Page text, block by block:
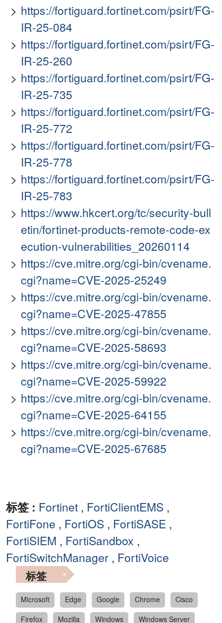
https://fortiguard.fortinet.com/psirt/FG-
IR-25-084
https://fortiguard.fortinet.com/psirt/FG-
IR-25-260
https://fortiguard.fortinet.com/psirt/FG-
IR-25-735
https://fortiguard.fortinet.com/psirt/FG-
IR-25-772
https://fortiguard.fortinet.com/psirt/FG-
IR-25-778
https://fortiguard.fortinet.com/psirt/FG-
IR-25-783
https://www.hkcert.org/tc/security-bull
etin/fortinet-products-remote-code-ex
ecution-vulnerabilities_20260114
https://cve.mitre.org/cgi-bin/cvename.
cgi?name=CVE-2025-25249
https://cve.mitre.org/cgi-bin/cvename.
cgi?name=CVE-2025-47855
https://cve.mitre.org/cgi-bin/cvename.
cgi?name=CVE-2025-58693
https://cve.mitre.org/cgi-bin/cvename.
cgi?name=CVE-2025-59922
https://cve.mitre.org/cgi-bin/cvename.
cgi?name=CVE-2025-64155
https://cve.mitre.org/cgi-bin/cvename.
cgi?name=CVE-2025-67685
标签 : Fortinet , FortiClientEMS ,
FortiFone , FortiOS , FortiSASE ,
FortiSIEM , FortiSandbox ,
FortiSwitchManager , FortiVoice
标签
Microsoft Edge Google Chrome
Cisco
Firefox
Mozilla Windows
Windows Server